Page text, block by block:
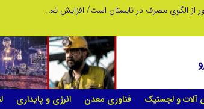
عامل افزایش قبوض برخی مشترکان، عبور از الگوی مصرف در تابستان است/ افزایش تعرفه نداشتیم پنجمین
آلات و لجستیک فناوری معدن انرژی و پایداری